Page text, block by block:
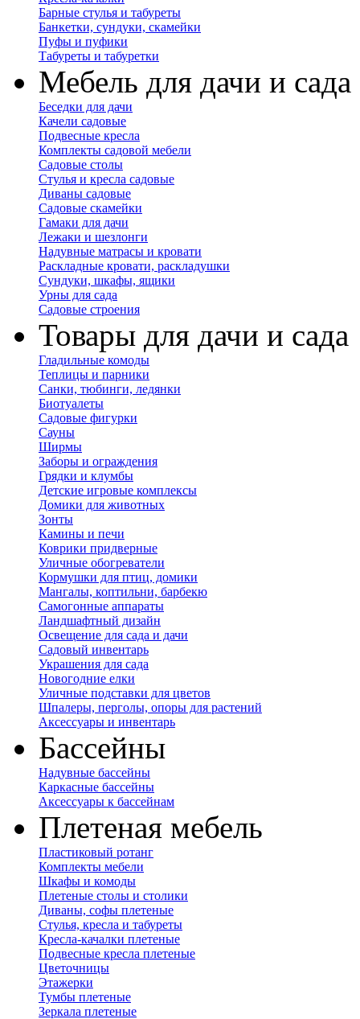
Барные стулья и табуреты
Банкетки, сундуки, скамейки
Пуфы и пуфики
Табуреты и табуретки
Мебель для дачи и сада
Беседки для дачи
Качели садовые
Подвесные кресла
Комплекты садовой мебели
Садовые столы
Стулья и кресла садовые
Диваны садовые
Садовые скамейки
Гамаки для дачи
Лежаки и шезлонги
Надувные матрасы и кровати
Раскладные кровати, раскладушки
Сундуки, шкафы, ящики
Урны для сада
Садовые строения
Товары для дачи и сада
Гладильные комоды
Теплицы и парники
Санки, тюбинги, ледянки
Биотуалеты
Садовые фигурки
Сауны
Ширмы
Заборы и ограждения
Грядки и клумбы
Детские игровые комплексы
Домики для животных
Зонты
Камины и печи
Коврики придверные
Уличные обогреватели
Кормушки для птиц, домики
Мангалы, коптильни, барбекю
Самогонные аппараты
Ландшафтный дизайн
Освещение для сада и дачи
Садовый инвентарь
Украшения для сада
Новогодние елки
Уличные подставки для цветов
Шпалеры, перголы, опоры для растений
Аксессуары и инвентарь
Бассейны
Надувные бассейны
Каркасные бассейны
Аксессуары к бассейнам
Плетеная мебель
Пластиковый ротанг
Комплекты мебели
Шкафы и комоды
Плетеные столы и столики
Диваны, софы плетеные
Стулья, кресла и табуреты
Кресла-качалки плетеные
Подвесные кресла плетеные
Цветочницы
Этажерки
Тумбы плетеные
Зеркала плетеные